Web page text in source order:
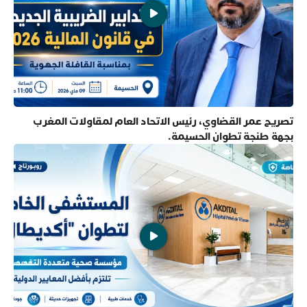
تصريح عمر القضاوي، رئيس الاتحاد العام لمقاولات المغرب
بجهة طنجة تطوان الحسيمة.